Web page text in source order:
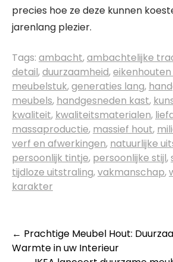
precies hoe ze deze kunnen
jarenlang plezier.
Tags: ambacht,ambachtelijke
detail,duurzaamheid,
meubelstuk,generaties lang,
meubels, handgesneden kast,
kwaliteit, kwaliteitsmaterialen,
massaproductie, massief hout,
verf en afwerkingen, natuurlijke
persoonlijk tintje, persoonlijke stijl,
tijdloze uitstraling,vakmanschap,
karakter
Berichtnavigatie
← Prachtige Meubel Hout:
Warmte in uw Interieur